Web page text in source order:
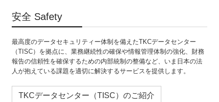
安全 Safety
最高度のデータセキュリティー体制を備えたTKCデータセンター
（TISC）を拠点に、業務継続性の確保や情報管理体制の強化、財務
報告の信頼性を確保するための内部統制の整備など、いま日本の法
人が抱えている課題を適切に解決するサービスを提供します。
TKCデータセンター（TISC）のご紹介